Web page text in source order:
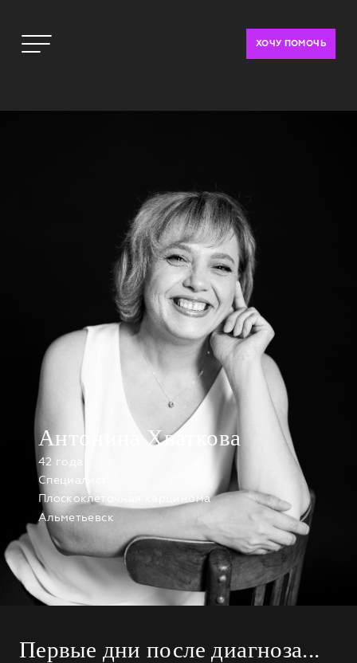
ХОЧУ ПОМОЧЬ
Антонина Хваткова
42 года
Специалист
Плоскоклеточная карцинома
Альметьевск
Первые дни после диагноза...